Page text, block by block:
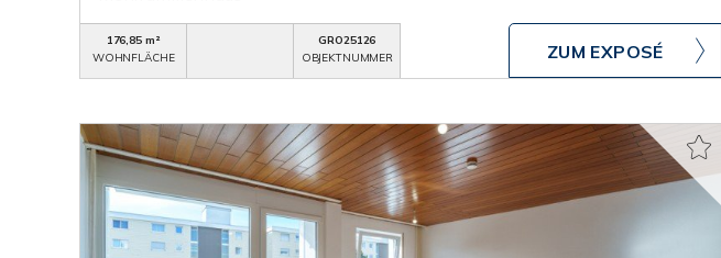
176,85 m²
WOHNFLÄCHE
GRO25126
OBJEKTNUMMER
ZUM EXPOSÉ